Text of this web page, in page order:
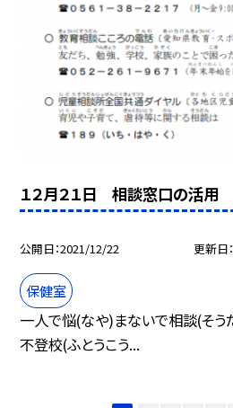
１２月２１日 相談窓口の活用
公開日 2021/12/22 更新日
保健室
一人で悩(なや)まないで相談(そうだ
不登校(ふとうこう...